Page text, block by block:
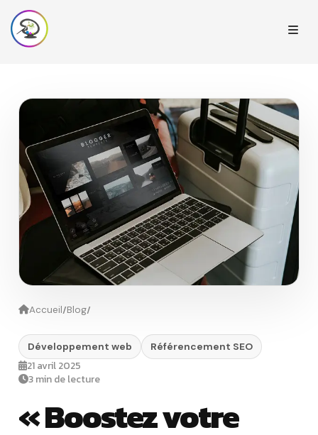
Accueil/Blog/
Développement web Référencement SEO
21 avril 2025
3 min de lecture
« Boostez votre